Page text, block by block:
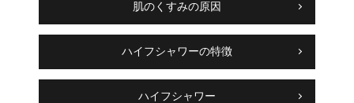
肌のくすみの原因
ハイフシャワーの特徴
ハイフシャワー